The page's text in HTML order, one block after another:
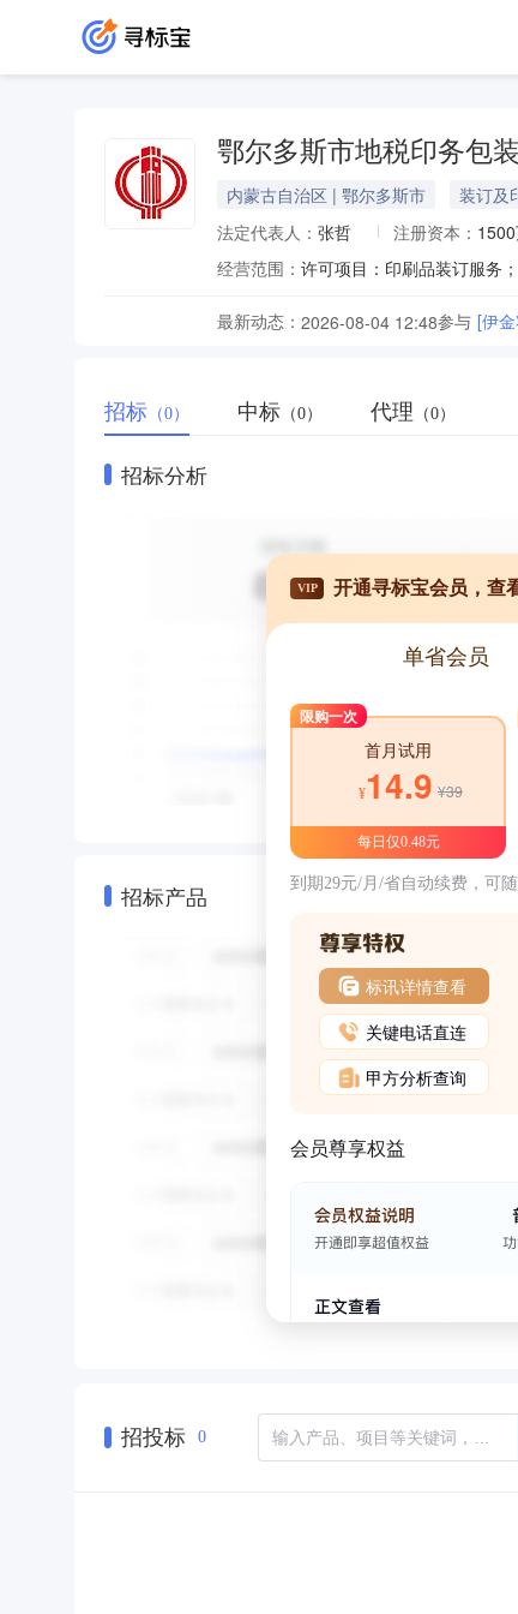
鄂尔多斯市地税印务包
内蒙古自治区 | 鄂尔多斯市 装订及
法定代表人： 张哲 注册资本：
经营范围：
最新动态： 2026-08-04 12:48参与 [伊
招标 （0） 中标 （0） 代理 （0）
招标分析
招标产品
VIP 开通寻标宝会员，查
单省会员
限购一次
首月试用
¥14.9 ¥39
每日仅0.48元
到期29元/月/省自动续费，可随
标讯详情查看
关键电话直连
甲方分析查询
会员尊享权益
招投标 0